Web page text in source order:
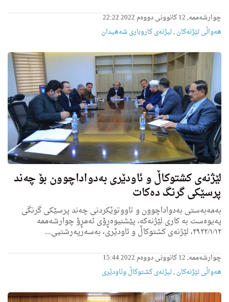
چوارشەممە, 12 کانوونی دووەم 2022 22:22
هه‌واڵى لێژنه‌كان,لیژنه‌ى كاروبارى شه‌هیدان
لێژنەی کشتوکاڵ و ئاودێری بەدواداچوون بۆ چەند
پرسێکی گرنگ دەکات
بەمەبەستی بەدواداچوون و تاووتوێکردنی چەند پرسێکی گرنگی
پەیوەست بە کاری لێژنەکە، پێشنیوەڕۆی ئەمڕۆ چوارشەممە
٢٩٢٢/١/١٢، لێژنەی کشتوکاڵ و ئاودێری، بەسەرپەرشتیی...
چوارشەممە, 12 کانوونی دووەم 2022 15:44
هه‌واڵى لێژنه‌كان,لیژنه‌ى كشتوكاڵ وئاودێری